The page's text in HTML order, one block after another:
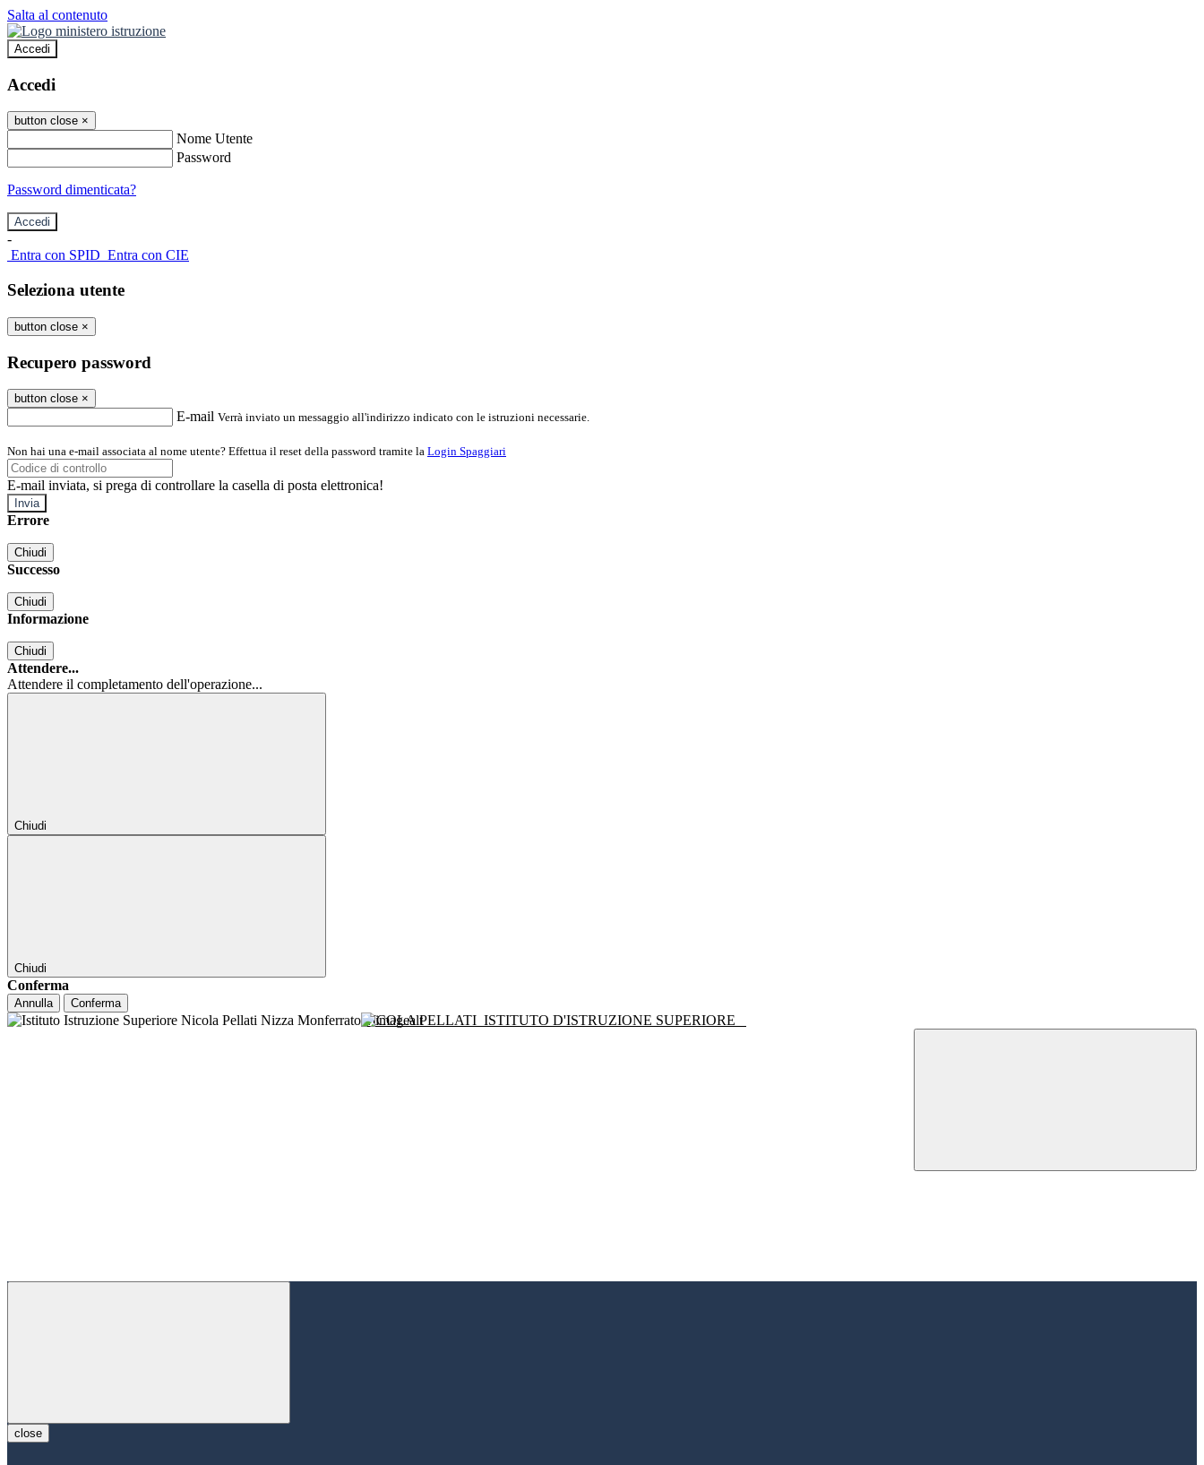
Salta al contenuto
Accedi
Accedi
button close ×
Nome Utente
Password
Password dimenticata?
-
Entra con SPID Entra con CIE
Seleziona utente
button close ×
Recupero password
button close ×
E-mail Verrà inviato un messaggio all'indirizzo indicato con le istruzioni necessarie.
Non hai una e-mail associata al nome utente? Effettua il reset della password tramite la Login Spaggiari
E-mail inviata, si prega di controllare la casella di posta elettronica!
Errore
Chiudi
Successo
Chiudi
Informazione
Chiudi
Attendere...
Attendere il completamento dell'operazione...
Chiudi
Chiudi
Conferma
Annulla Conferma
NICOLA PELLATI ISTITUTO D'ISTRUZIONE SUPERIORE
close